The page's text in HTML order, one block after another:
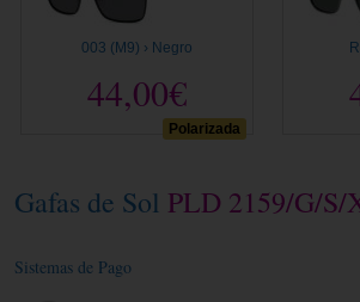
Polarizada
003 (M9) › Negro
44,00€
Gafas de Sol PLD 2159/G/S/
Sistemas de Pago